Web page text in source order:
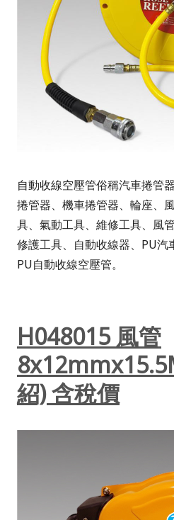
自動收線空壓管俗稱汽車捲管
捲管器、機車捲管器、輪座、
具、氣動工具、維修工具、風
修護工具、自動收線器、PU汽
PU自動收線空壓管。
H048015 風管
紹) 含稅價